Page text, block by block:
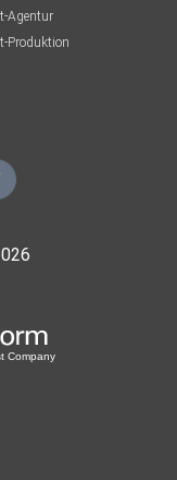
Agentur
Produktion